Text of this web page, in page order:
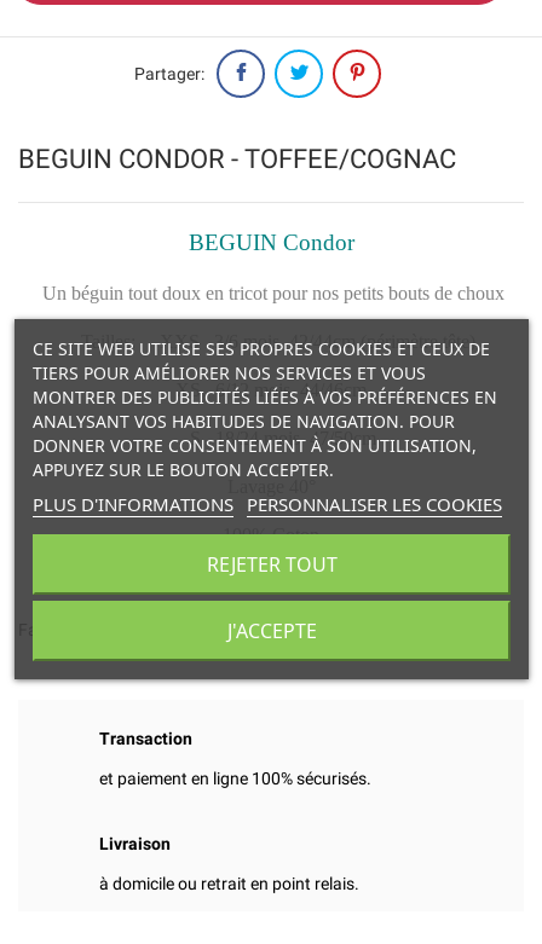
BEGUIN CONDOR - TOFFEE/COGNAC
BEGUIN Condor
Un béguin tout doux en tricot pour nos petits bouts de choux
Tailles: XXS 3/6 mois 42/44cm (périmètre tête)
XS 6/12 mois 44/46cm
S 18/24 mois 47/50cm
100% Coton
Marque: Condor
Transaction
et paiement en ligne 100% sécurisés.
Livraison
à domicile ou retrait en point relais.
Partager:
CE SITE WEB UTILISE SES PROPRES COOKIES ET CEUX DE
TIERS POUR AMÉLIORER NOS SERVICES ET VOUS
MONTRER DES PUBLICITÉS LIÉES À VOS PRÉFÉRENCES EN
ANALYSANT VOS HABITUDES DE NAVIGATION. POUR
DONNER VOTRE CONSENTEMENT À SON UTILISATION,
APPUYEZ SUR LE BOUTON ACCEPTER.
PLUS D'INFORMATIONS PERSONNALISER LES COOKIES
REJETER TOUT
J'ACCEPTE